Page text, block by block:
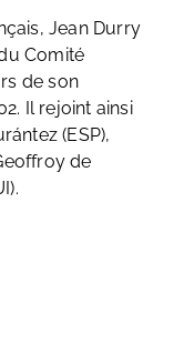
Jean Durry
Comité
de son
Il rejoint ainsi
(ESP),
de